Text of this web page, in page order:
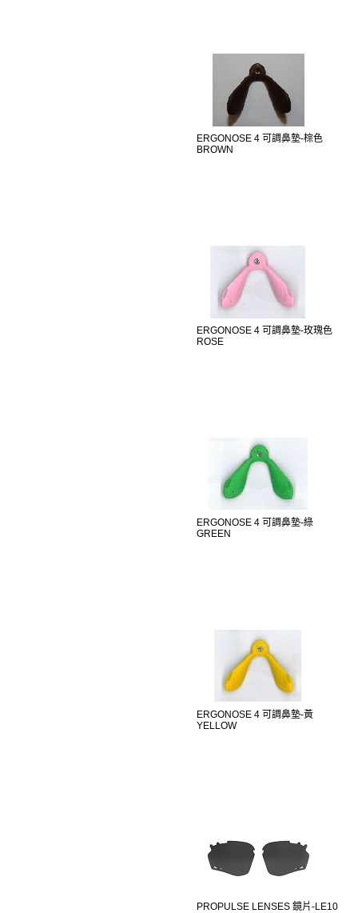
ERGONOSE 4 可調鼻墊-棕色
BROWN
ERGONOSE 4 可調鼻墊-玫瑰色
ROSE
ERGONOSE 4 可調鼻墊-綠
GREEN
ERGONOSE 4 可調鼻墊-黃
YELLOW
PROPULSE LENSES 鏡片-LE10